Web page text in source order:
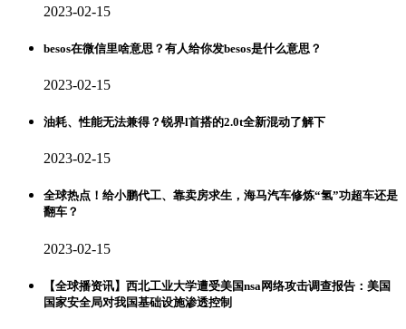
2023-02-15
besos在微信里啥意思？有人给你发besos是什么意思？
2023-02-15
油耗、性能无法兼得？锐界l首搭的2.0t全新混动了解下
2023-02-15
全球热点！给小鹏代工、靠卖房求生，海马汽车修炼“氢”功超车还是
翻车？
2023-02-15
【全球播资讯】西北工业大学遭受美国nsa网络攻击调查报告：美国
国家安全局对我国基础设施渗透控制